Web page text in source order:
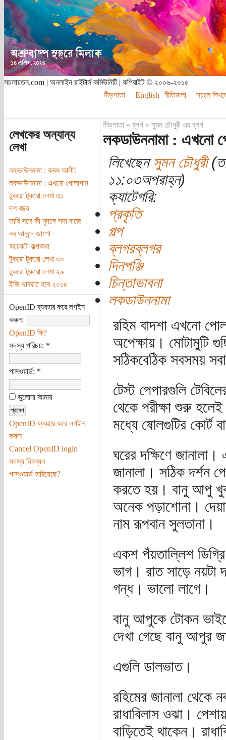
সচলায়তন.com | অনলাইন রাইটার্স কমিউনিটি | কপিরাইট © ২০০৬-২০১৫
নীড়পাতা
English নীতিমালা সচলে
লেখকের অন্যান্য
লেখা
লকডাউননামা : কদম আলী!
লকডাউননামা : এখনো পোলাপান
টুকরো টুকরো লেখা ৩১
দশ বছর
তারি সঙ্গে কী মৃদঙ্গে সদা বাজে
নব আনন্দে জাগো
কয়েকটা কল্পকথা
টুকরো টুকরো লেখা ৩০
টুকরো টুকরো লেখা ২৯
ইজি থাকতে হবে ২০১৫
OpenID ব্যবহার করে লগইন
করুন:
OpenID কি?
সদস্য পরিচয়: *
পাসওয়ার্ড: *
ভুলোনা আমায়
OpenID ব্যবহার করে লগইন
করুন
Cancel OpenID login
সদস্য নিবন্ধন
পাসওয়ার্ড হারিয়েছে?
নীড়পাতা»ব্লগ» সুমন চৌধুরী এর ব্লগ
লকডাউননামা : এখনো
লিখেছেনসুমন চৌধুরী
১১:০৩অপরাহ্ন)
ক্যাটেগরি:
প্রকৃতি
গল্প
ব্লগরব্লগর
দিনপঞ্জি
চিন্তাভাবনা
লকডাউননামা
রহিম বাদশা এখনো
অপেক্ষায়। মোটামুটি
সঠিকবেঠিক সবসময়
টেস্ট পেপারগুলি
থেকে পরীক্ষা শুরু
মধ্যে ষোলগুটির কোর্ট
ঘরের দক্ষিণে
জানালা। সঠিক দর্শন
করতে হয়। বানু আপু খুব
অনেক পড়াশোনা।
নাম রূপবান সুলতানা।
একশ পঁয়তাল্লিশ
ভাগ। রাত সাড়ে নয়টা
গন্ধ। ভালো লাগে।
বানু আপুকে টোকন
দেখা গেছে বানু আপুর
এগুলি ডালভাত।
রহিমের জানালা থেকে
রাধাবিলাস ওঝা।
বাড়িতেই থাকেন।